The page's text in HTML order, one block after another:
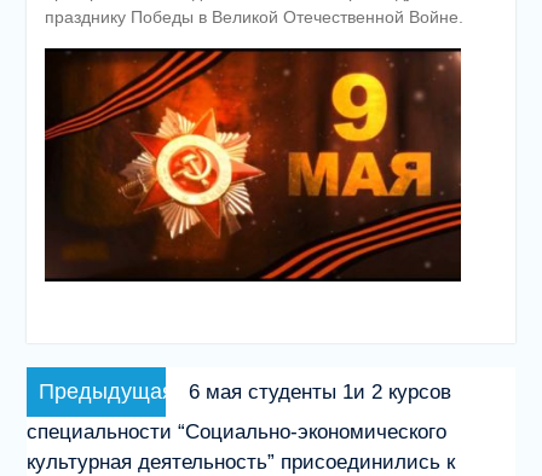
празднику Победы в Великой Отечественной Войне.
Навигация
по
записям
Предыдущая
запись:
6 мая студенты 1и 2 курсов
специальности “Социально-экономического
культурная деятельность” присоединились к